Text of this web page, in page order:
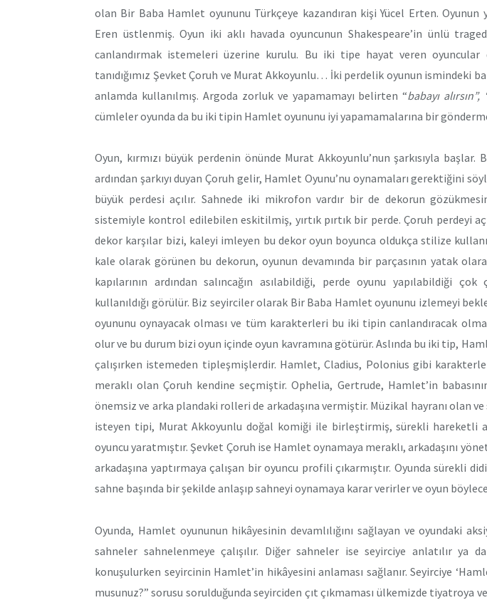
olan Bir Baba Hamlet oyununu Türkçeye kazandıran kişi Yücel Erten.
Eren üstlenmiş. Oyun iki aklı havada oyuncunun Shakespeare’in ünlü
canlandırmak istemeleri üzerine kurulu. Bu iki tipe hayat veren
tanıdığımız Şevket Çoruh ve Murat Akkoyunlu… İki perdelik oyunun ismindeki
anlamda kullanılmış. Argoda zorluk ve yapamamayı belirten “babayı
cümleler oyunda da bu iki tipin Hamlet oyununu iyi yapamamalarına bir
Oyun, kırmızı büyük perdenin önünde Murat Akkoyunlu’nun şarkısıyla başlar.
ardından şarkıyı duyan Çoruh gelir, Hamlet Oyunu’nu oynamaları gerektiğini
büyük perdesi açılır. Sahnede iki mikrofon vardır bir de dekorun
sistemiyle kontrol edilebilen eskitilmiş, yırtık pırtık bir perde. Çoruh perdeyi
dekor karşılar bizi, kaleyi imleyen bu dekor oyun boyunca oldukça stilize
kale olarak görünen bu dekorun, oyunun devamında bir parçasının yatak
kapılarının ardından salıncağın asılabildiği, perde oyunu yapılabildiği
kullanıldığı görülür. Biz seyirciler olarak Bir Baba Hamlet oyununu izlemeyi
oyununu oynayacak olması ve tüm karakterleri bu iki tipin canlandıracak
olur ve bu durum bizi oyun içinde oyun kavramına götürür. Aslında bu iki tip,
çalışırken istemeden tipleşmişlerdir. Hamlet, Cladius, Polonius gibi
meraklı olan Çoruh kendine seçmiştir. Ophelia, Gertrude, Hamlet’in
önemsiz ve arka plandaki rolleri de arkadaşına vermiştir. Müzikal hayranı olan
isteyen tipi, Murat Akkoyunlu doğal komiği ile birleştirmiş, sürekli hareketli
oyuncu yaratmıştır. Şevket Çoruh ise Hamlet oynamaya meraklı, arkadaşını
arkadaşına yaptırmaya çalışan bir oyuncu profili çıkarmıştır. Oyunda sürekli
sahne başında bir şekilde anlaşıp sahneyi oynamaya karar verirler ve oyun
Oyunda, Hamlet oyununun hikâyesinin devamlılığını sağlayan ve oyundaki
sahneler sahnelenmeye çalışılır. Diğer sahneler ise seyirciye anlatılır ya
konuşulurken seyircinin Hamlet’in hikâyesini anlaması sağlanır. Seyirciye
musunuz?” sorusu sorulduğunda seyirciden çıt çıkmaması ülkemizde tiyatroya